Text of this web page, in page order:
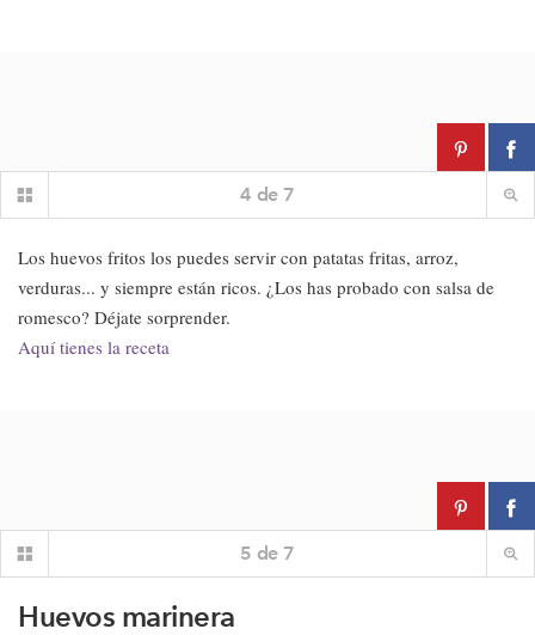
4 de 7
Los huevos fritos los puedes servir con patatas fritas, arroz,
verduras... y siempre están ricos. ¿Los has probado con salsa de
romesco? Déjate sorprender.
Aquí tienes la receta
5 de 7
Huevos marinera